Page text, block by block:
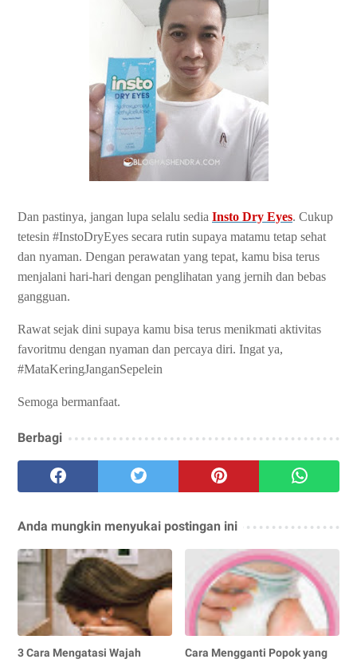
Dan pastinya, jangan lupa selalu sedia Insto Dry Eyes. Cukup
tetesin #InstoDryEyes secara rutin supaya matamu tetap sehat
dan nyaman. Dengan perawatan yang tepat, kamu bisa terus
menjalani hari-hari dengan penglihatan yang jernih dan bebas
gangguan.
Rawat sejak dini supaya kamu bisa terus menikmati aktivitas
favoritmu dengan nyaman dan percaya diri. Ingat ya,
#MataKeringJanganSepelein
Semoga bermanfaat.
Berbagi
Anda mungkin menyukai postingan ini
3 Cara Mengatasi Wajah
Cara Mengganti Popok yang